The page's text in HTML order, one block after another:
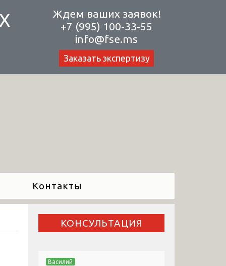
Ждем ваших заявок!
+7 (995) 100-33-55
info@fse.ms
Заказать экспертизу
Контакты
КОНСУЛЬТАЦИЯ
Василий